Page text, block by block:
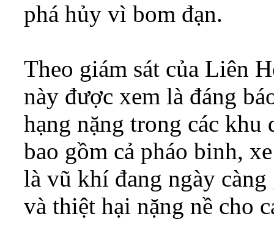
phá hủy vì bom đạn.
Theo giám sát của Liên
này được xem là đáng
hạng nặng trong các khu
bao gồm cả pháo binh,
là vũ khí đang ngày
và thiệt hại nặng nề cho